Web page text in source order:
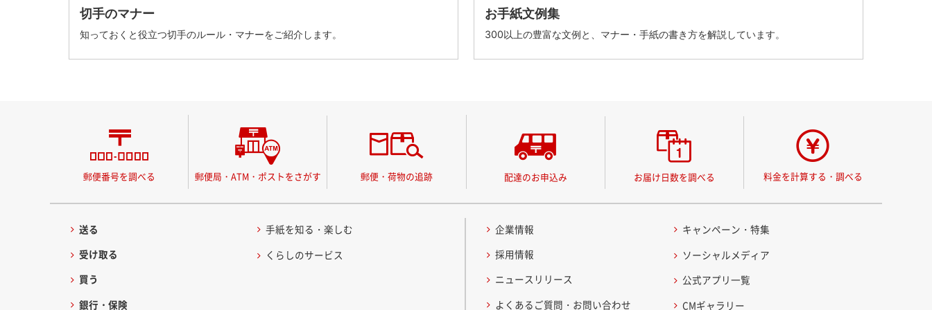
切手のマナー
知っておくと役立つ切手のルール・マナーをご紹介します。
お手紙文例集
300以上の豊富な文例と、マナー・手紙の書き方を解説しています。
郵便番号を調べる 郵便局・ATM・ポストをさがす 郵便・荷物の追跡 配達のお申込み お届け日数を調べる 料金を計算する・調べる
送る
受け取る
買う
銀行・保険
手紙を知る・楽しむ
くらしのサービス
企業情報
採用情報
ニュースリリース
よくあるご質問・お問い合わせ
キャンペーン・特集
ソーシャルメディア
公式アプリ一覧
CMギャラリー